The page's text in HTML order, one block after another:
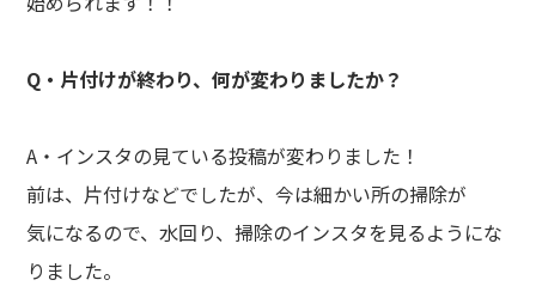
Q・片付けが終わり、何が変わりましたか？
A・インスタの見ている投稿が変わりました！
前は、片付けなどでしたが、今は細かい所の掃除が
気になるので、水回り、掃除のインスタを見るようにな
りました。